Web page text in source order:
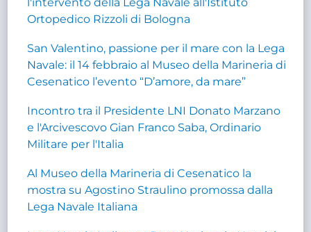
Ortopedico Rizzoli di Bologna
San Valentino, passione per il mare con la Lega
Navale: il 14 febbraio al Museo della Marineria di
Cesenatico l’evento “D’amore, da mare”
Incontro tra il Presidente LNI Donato Marzano
e l'Arcivescovo Gian Franco Saba, Ordinario
Militare per l'Italia
Al Museo della Marineria di Cesenatico la
mostra su Agostino Straulino promossa dalla
Lega Navale Italiana